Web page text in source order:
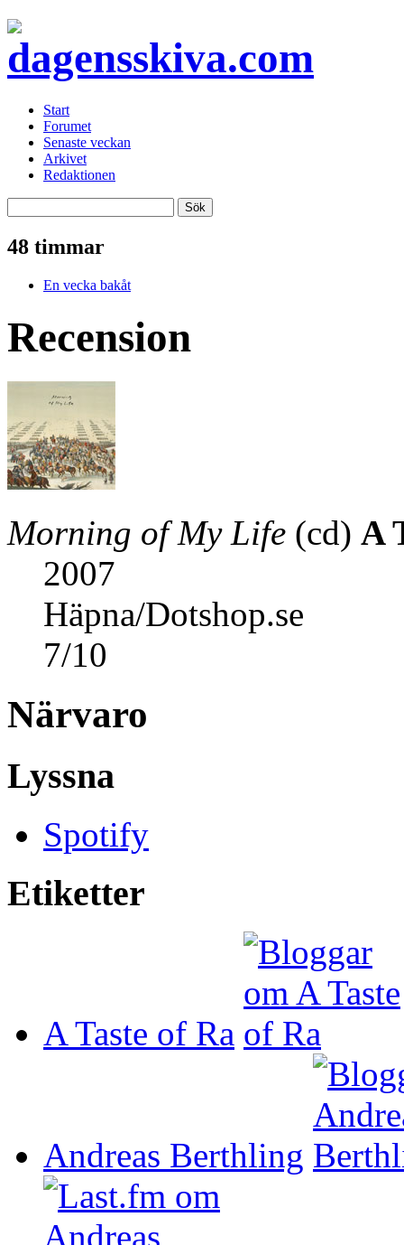
Start
Forumet
Senaste veckan
Arkivet
Redaktionen
48 timmar
En vecka bakåt
Recension
Morning of My Life (cd) A
2007
Häpna/Dotshop.se
7/10
Närvaro
Lyssna
Spotify
Etiketter
A Taste of Ra
Andreas Berthling